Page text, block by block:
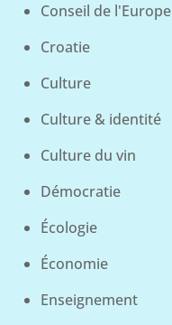
Conseil de l'Europe
Croatie
Culture
Culture & identité
Culture du vin
Démocratie
Écologie
Économie
Enseignement